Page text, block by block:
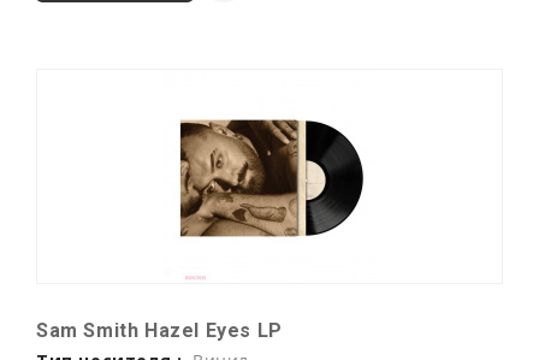
Sam Smith Hazel Eyes LP